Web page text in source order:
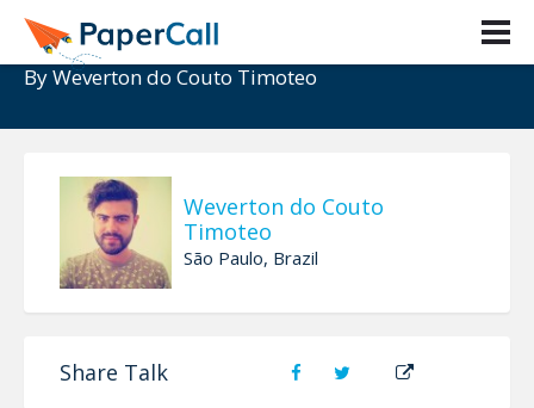
O que é um código bom?
ByWeverton do Couto Timoteo
Weverton do Couto
Timoteo
São Paulo, Brazil
Share Talk